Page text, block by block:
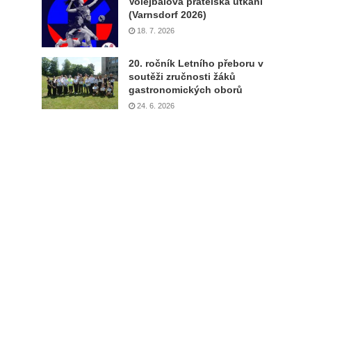
(Varnsdorf 2026)
18. 7. 2026
20. ročník Letního přeboru v
soutěži zručnosti žáků
gastronomických oborů
24. 6. 2026